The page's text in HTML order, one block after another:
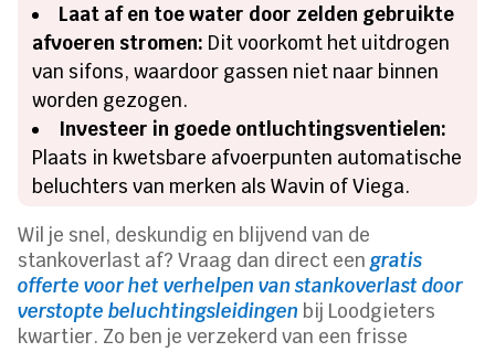
Laat af en toe water door zelden gebruikte
afvoeren stromen: Dit voorkomt het uitdrogen
van sifons, waardoor gassen niet naar binnen
worden gezogen.
Investeer in goede ontluchtingsventielen:
Plaats in kwetsbare afvoerpunten automatische
beluchters van merken als Wavin of Viega.
Wil je snel, deskundig en blijvend van de
stankoverlast af? Vraag dan direct eengratis
offerte voor het verhelpen van stankoverlast door
verstopte beluchtingsleidingen bij Loodgieters
kwartier. Zo ben je verzekerd van een frisse